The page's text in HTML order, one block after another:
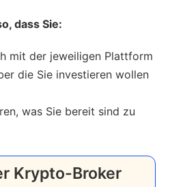
dass Sie:
mit der jeweiligen Plattform
die Sie investieren wollen
was Sie bereit sind zu
Krypto-Broker